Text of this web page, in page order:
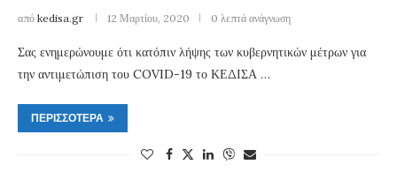
από kedisa.gr 12 Μαρτίου, 2020 0 λεπτά ανάγνωση
Σας ενημερώνουμε ότι κατόπιν λήψης των κυβερνητικών μέτρων για
την αντιμετώπιση του COVID-19 το ΚΕΔΙΣΑ …
ΠΕΡΙΣΣΌΤΕΡΑ